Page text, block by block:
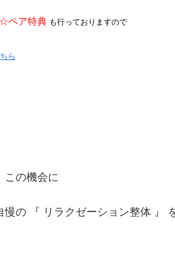
ペア特典 も行っておりますので
ら
この機会に
慢の 『 リラクゼーション整体 』